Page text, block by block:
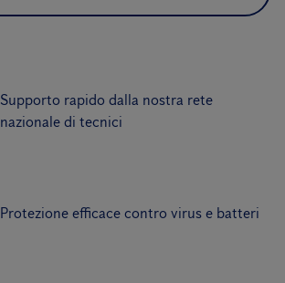
Supporto rapido dalla nostra rete
nazionale di tecnici
Protezione efficace contro virus e batteri